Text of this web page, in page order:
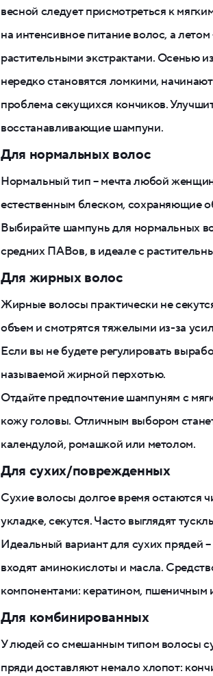
весной следует присмотреться к
на интенсивное питание волос, а
растительными экстрактами. Осенью
нередко становятся ломкими,
проблема секущихся кончиков.
восстанавливающие шампуни.
Для нормальных волос
Нормальный тип – мечта любой
естественным блеском, сохраняющие
Выбирайте шампунь для нормальных
средних ПАВов, в идеале с
Для жирных волос
Жирные волосы практически не
объем и смотрятся тяжелыми из-за
Если вы не будете регулировать
называемой жирной перхотью.
Отдайте предпочтение шампуням с
кожу головы. Отличным выбором
календулой, ромашкой или метолом.
Для сухих/поврежденных
Сухие волосы долгое время остаются
укладке, секутся. Часто выглядят
Идеальный вариант для сухих прядей
входят аминокислоты и масла.
компонентами: кератином,
Для комбинированных
У людей со смешанным типом волосы
пряди доставляют немало хлопот: